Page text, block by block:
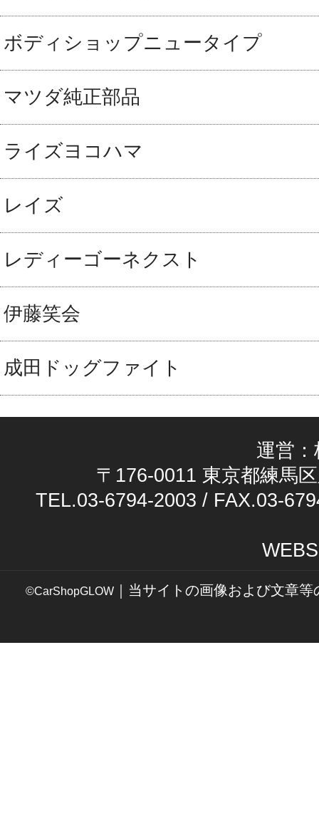
ボディショップニュータイプ
マツダ純正部品
ライズヨコハマ
レイズ
レディーゴーネクスト
伊藤笑会
成田ドッグファイト
運営
〒176-0011 東京都練馬
TEL.03-6794-2003 / FAX.03-
©CarShopGLOW ｜当サイトの画像および文章